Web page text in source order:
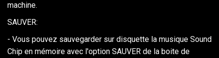
machine.
SAUVER:
- Vous pouvez sauvegarder sur disquette la musique Sound
Chip en mémoire avec l'option SAUVER de la boite de